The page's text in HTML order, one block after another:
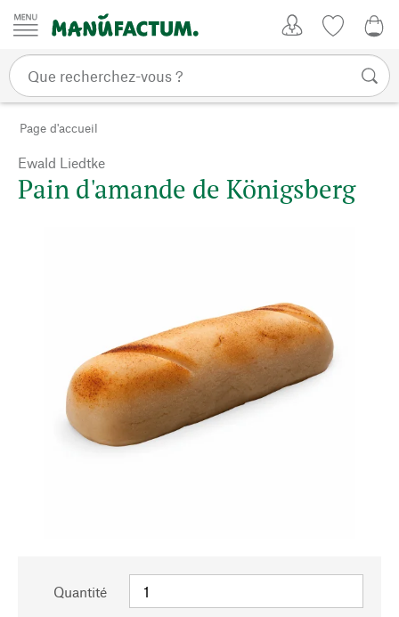
Passer au contenu
Page d'accueil
Ewald Liedtke
Pain d'amande de Königsberg
Quantité